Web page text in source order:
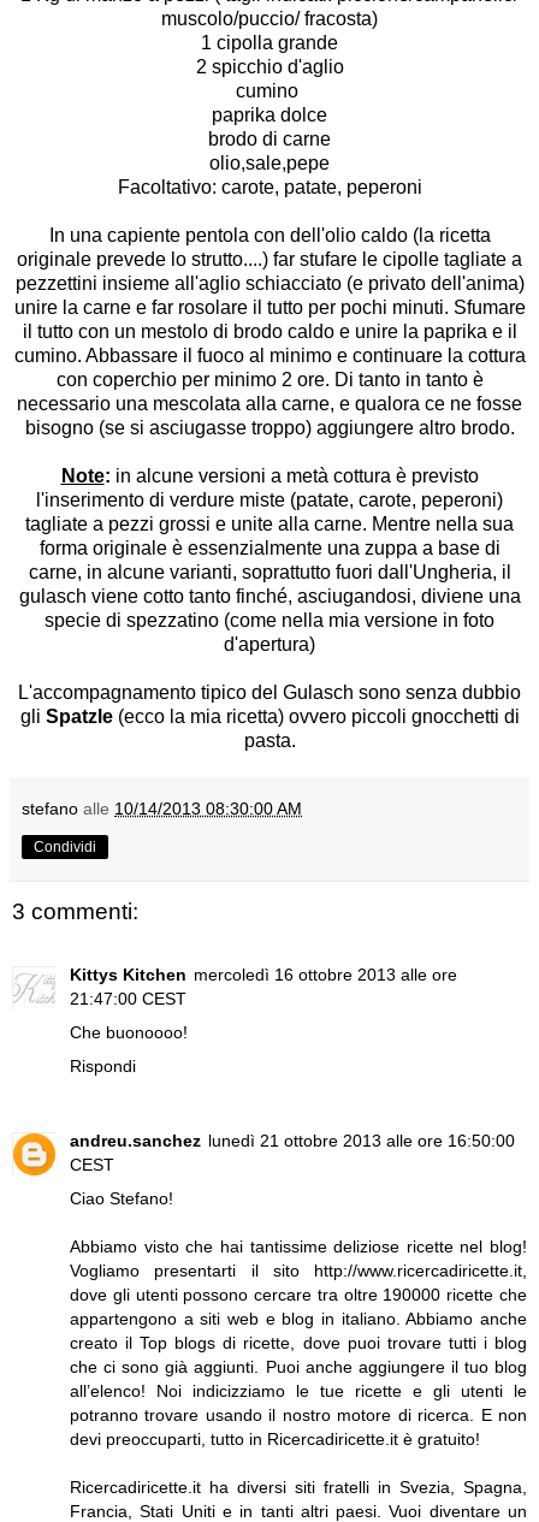
muscolo/puccio/fracosta)
1 cipolla grande
2 spicchio d'aglio
cumino
paprika dolce
brodo di carne
olio,sale,pepe
Facoltativo: carote, patate, peperoni
In una capiente pentola con dell'olio caldo (la ricetta
originale prevede lo strutto....) far stufare le cipolle tagliate a
pezzettini insieme all'aglio schiacciato (e privato dell'anima)
unire la carne e far rosolare il tutto per pochi minuti. Sfumare
il tutto con un mestolo di brodo caldo e unire la paprika e il
cumino. Abbassare il fuoco al minimo e continuare la cottura
con coperchio per minimo 2 ore. Di tanto in tanto è
necessario una mescolata alla carne, e qualora ce ne fosse
bisogno (se si asciugasse troppo) aggiungere altro brodo.
Note: in alcune versioni a metà cottura è previsto
l'inserimento di verdure miste (patate, carote, peperoni)
tagliate a pezzi grossi e unite alla carne. Mentre nella sua
forma originale è essenzialmente una zuppa a base di
carne, in alcune varianti, soprattutto fuori dall'Ungheria, il
gulasch viene cotto tanto finché, asciugandosi, diviene una
specie di spezzatino (come nella mia versione in foto
d'apertura)
L'accompagnamento tipico del Gulasch sono senza dubbio
gli Spatzle (ecco la mia ricetta) ovvero piccoli gnocchetti di
pasta.
stefano alle 10/14/2013 08:30:00 AM
Condividi
3 commenti:
Kittys Kitchen mercoledì 16 ottobre 2013 alle ore
21:47:00 CEST
Che buonoooo!
Rispondi
andreu.sanchez lunedì 21 ottobre 2013 alle ore 16:50:00
CEST
Ciao Stefano!
Abbiamo visto che hai tantissime deliziose ricette nel blog!
Vogliamo presentarti il sito http://www.ricercadiricette.it,
dove gli utenti possono cercare tra oltre 190000 ricette che
appartengono a siti web e blog in italiano. Abbiamo anche
creato il Top blogs di ricette, dove puoi trovare tutti i blog
che ci sono già aggiunti. Puoi anche aggiungere il tuo blog
all’elenco! Noi indicizziamo le tue ricette e gli utenti le
potranno trovare usando il nostro motore di ricerca. E non
devi preoccuparti, tutto in Ricercadiricette.it è gratuito!
Ricercadiricette.it ha diversi siti fratelli in Svezia, Spagna,
Francia, Stati Uniti e in tanti altri paesi. Vuoi diventare un